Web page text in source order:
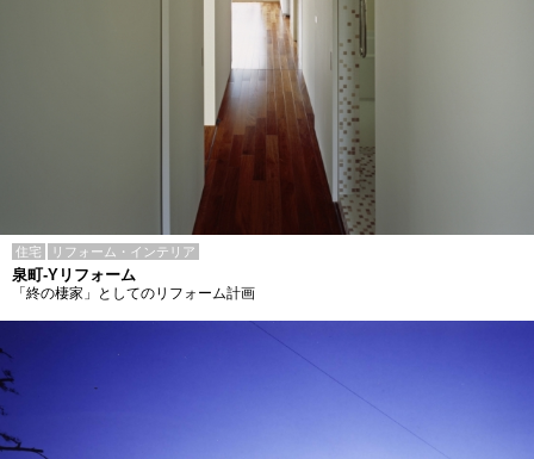
住宅 リフォーム・インテリア
泉町-Yリフォーム
「終の棲家」としてのリフォーム計画